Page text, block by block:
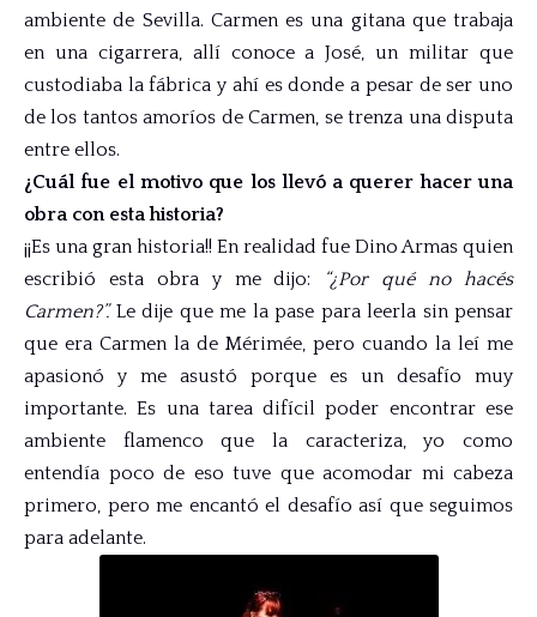
ambiente de Sevilla. Carmen es una gitana que trabaja
en una cigarrera, allí conoce a José, un militar que
custodiaba la fábrica y ahí es donde a pesar de ser uno
de los tantos amoríos de Carmen, se trenza una disputa
entre ellos.
¿Cuál fue el motivo que los llevó a querer hacer una
obra con esta historia?
¡¡Es una gran historia!! En realidad fue Dino Armas quien
escribió esta obra y me dijo:
“¿Por qué no hacés
Carmen?”.Le dije que me la pase para leerla sin pensar
que era Carmen la de Mérimée, pero cuando la leí me
apasionó y me asustó porque es un desafío muy
importante. Es una tarea difícil poder encontrar ese
ambiente flamenco que la caracteriza, yo como
entendía poco de eso tuve que acomodar mi cabeza
primero, pero me encantó el desafío así que seguimos
para adelante.